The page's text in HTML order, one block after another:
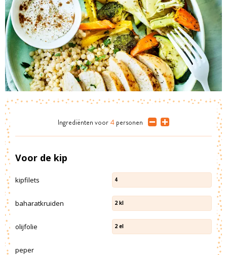
Ingrediënten voor 4 personen
Voor de kip
kipfilets 4
baharatkruiden 2 kl
olijfolie 2 el
peper